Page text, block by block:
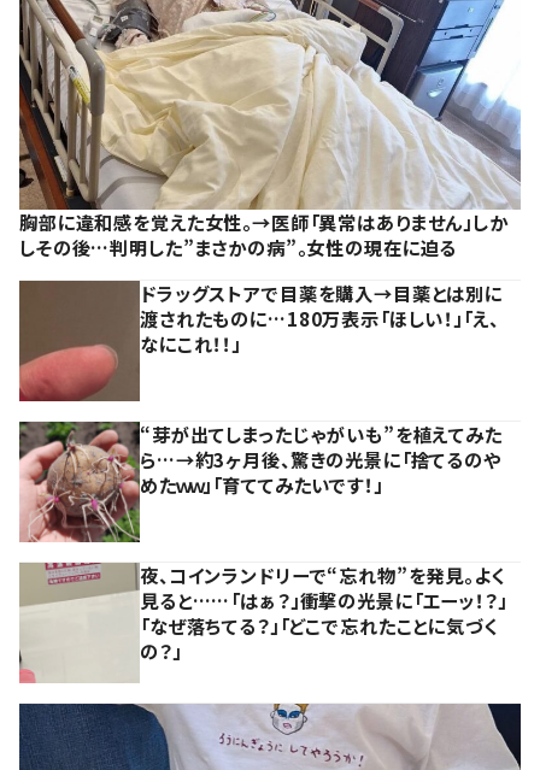
胸部に違和感を覚えた女性。→医師「異常はありません」しか
しその後…判明した”まさかの病”。女性の現在に迫る
ドラッグストアで目薬を購入→目薬とは別に
渡されたものに…180万表示「ほしい！」「え、
なにこれ！！」
“芽が出てしまったじゃがいも”を植えてみた
ら…→約3ヶ月後、驚きの光景に「捨てるのや
めたｗｗ」「育ててみたいです！」
夜、コインランドリーで“忘れ物”を発見。よく
見ると……「はぁ？」衝撃の光景に「エーッ！？」
「なぜ落ちてる？」「どこで忘れたことに気づく
の？」